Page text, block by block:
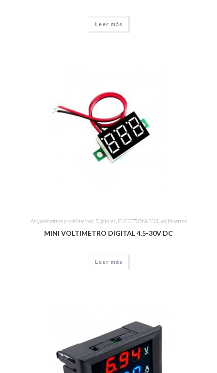
Leer más
Amperímetros y voltímetros, Digitales, ELECTRÓNICOS, Voltímetros
MINI VOLTIMETRO DIGITAL 4.5-30V DC
Leer más